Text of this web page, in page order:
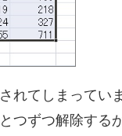
れてしまってい
つずつ解除する